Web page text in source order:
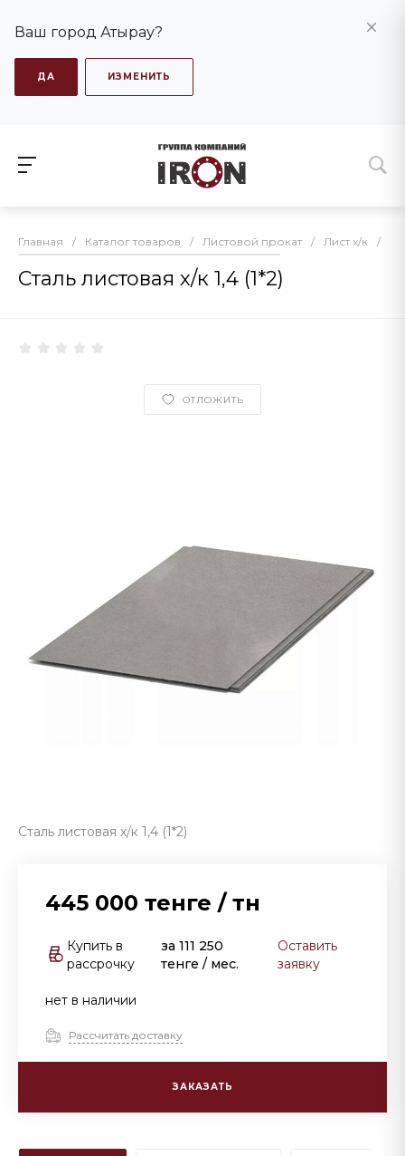
Ваш город Атырау?
ДА ИЗМЕНИТЬ
Главная / Каталог товаров / Листовой прокат / Лист х/к /
Сталь листовая х/к 1,4 (1*2)
ОТЛОЖИТЬ
Сталь листовая х/к 1,4 (1*2)
445 000 тенге / тн
Купить в
рассрочку
за111 250
тенге / мес.
Оставить
заявку
нет в наличии
Рассчитать доставку
ЗАКАЗАТЬ